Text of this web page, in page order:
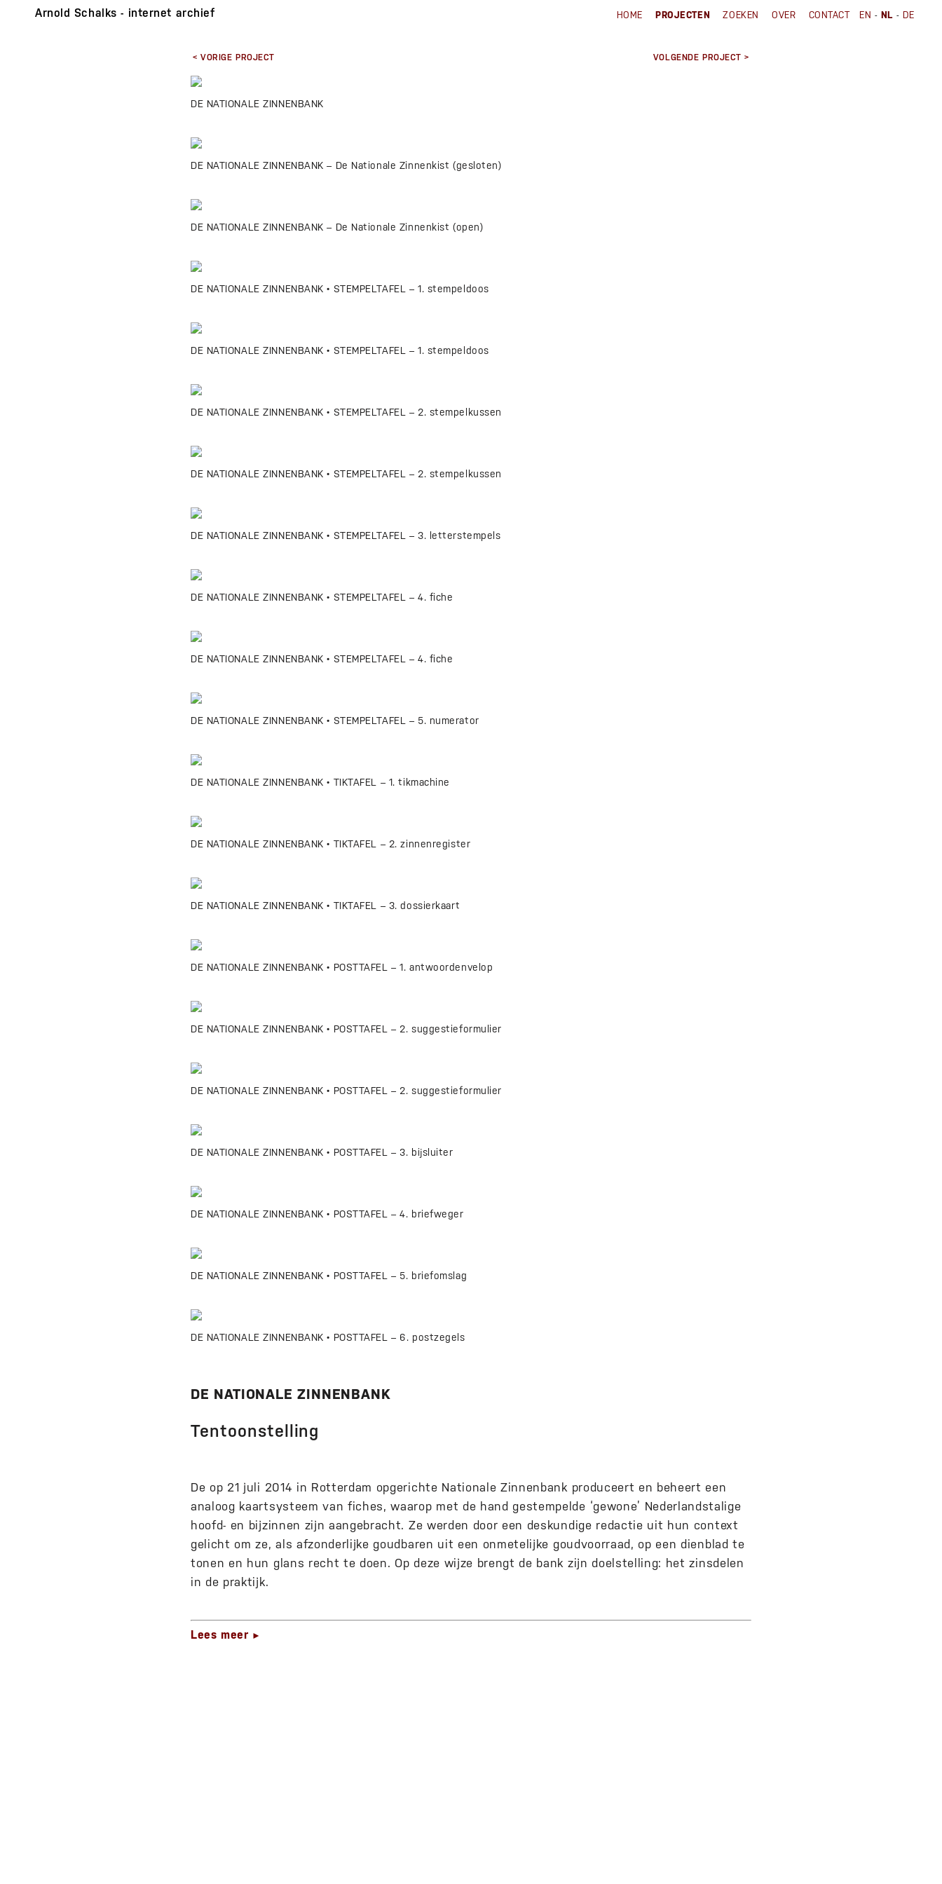
Arnold Schalks - internet archief HOME PROJECTEN ZOEKEN OVER CONTACT EN - NL - DE
< VORIGE PROJECT VOLGENDE PROJECT >
DE NATIONALE ZINNENBANK
DE NATIONALE ZINNENBANK – De Nationale Zinnenkist (gesloten)
DE NATIONALE ZINNENBANK – De Nationale Zinnenkist (open)
DE NATIONALE ZINNENBANK • STEMPELTAFEL – 1. stempeldoos
DE NATIONALE ZINNENBANK • STEMPELTAFEL – 1. stempeldoos
DE NATIONALE ZINNENBANK • STEMPELTAFEL – 2. stempelkussen
DE NATIONALE ZINNENBANK • STEMPELTAFEL – 2. stempelkussen
DE NATIONALE ZINNENBANK • STEMPELTAFEL – 3. letterstempels
DE NATIONALE ZINNENBANK • STEMPELTAFEL – 4. fiche
DE NATIONALE ZINNENBANK • STEMPELTAFEL – 4. fiche
DE NATIONALE ZINNENBANK • STEMPELTAFEL – 5. numerator
DE NATIONALE ZINNENBANK • TIKTAFEL – 1. tikmachine
DE NATIONALE ZINNENBANK • TIKTAFEL – 2. zinnenregister
DE NATIONALE ZINNENBANK • TIKTAFEL – 3. dossierkaart
DE NATIONALE ZINNENBANK • POSTTAFEL – 1. antwoordenvelop
DE NATIONALE ZINNENBANK • POSTTAFEL – 2. suggestieformulier
DE NATIONALE ZINNENBANK • POSTTAFEL – 2. suggestieformulier
DE NATIONALE ZINNENBANK • POSTTAFEL – 3. bijsluiter
DE NATIONALE ZINNENBANK • POSTTAFEL – 4. briefweger
DE NATIONALE ZINNENBANK • POSTTAFEL – 5. briefomslag
DE NATIONALE ZINNENBANK • POSTTAFEL – 6. postzegels
DE NATIONALE ZINNENBANK
Tentoonstelling
De op 21 juli 2014 in Rotterdam opgerichte Nationale Zinnenbank produceert en beheert een
analoog kaartsysteem van fiches, waarop met de hand gestempelde ‘gewone’ Nederlandstalige
hoofd- en bijzinnen zijn aangebracht. Ze werden door een deskundige redactie uit hun context
gelicht om ze, als afzonderlijke goudbaren uit een onmetelijke goudvoorraad, op een dienblad te
tonen en hun glans recht te doen. Op deze wijze brengt de bank zijn doelstelling: het zinsdelen
in de praktijk.
Lees meer ►